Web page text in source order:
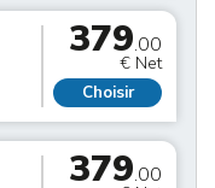
379.00
€ Net
Choisir
379.00